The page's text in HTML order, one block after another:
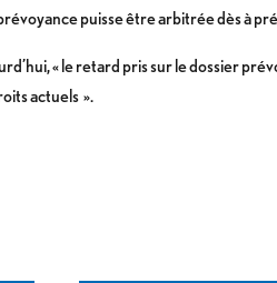
puisse être arbitrée dès à
« le retard pris sur le dossier
actuels ».